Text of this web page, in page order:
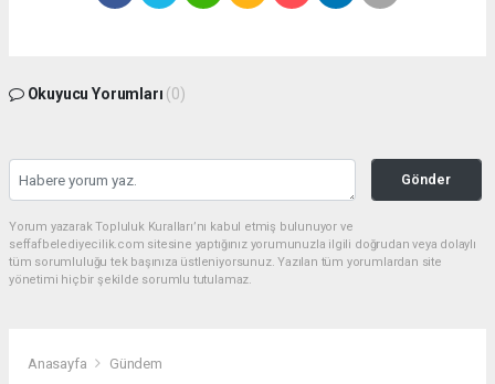
Okuyucu Yorumları (0)
Gönder
Yorum yazarak Topluluk Kuralları’nı kabul etmiş bulunuyor ve
seffafbelediyecilik.com sitesine yaptığınız yorumunuzla ilgili doğrudan veya dolaylı
tüm sorumluluğu tek başınıza üstleniyorsunuz. Yazılan tüm yorumlardan site
yönetimi hiçbir şekilde sorumlu tutulamaz.
Anasayfa Gündem